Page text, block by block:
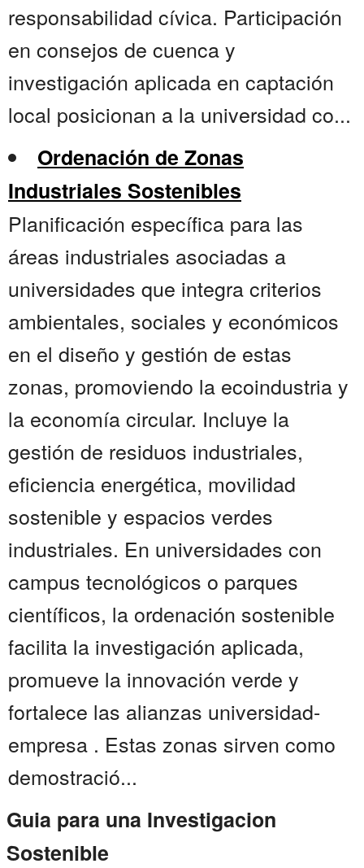
responsabilidad cívica. Participación
en consejos de cuenca y
investigación aplicada en captación
local posicionan a la universidad co...
Ordenación de Zonas
Industriales Sostenibles
Planificación específica para las
áreas industriales asociadas a
universidades que integra criterios
ambientales, sociales y económicos
en el diseño y gestión de estas
zonas, promoviendo la ecoindustria y
la economía circular. Incluye la
gestión de residuos industriales,
eficiencia energética, movilidad
sostenible y espacios verdes
industriales. En universidades con
campus tecnológicos o parques
científicos, la ordenación sostenible
facilita la investigación aplicada,
promueve la innovación verde y
fortalece las alianzas universidad-
empresa . Estas zonas sirven como
demostració...
Guia para una Investigacion
Sostenible